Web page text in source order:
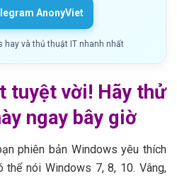
AnonyViet
hay và thủ thuật IT nhanh nhất
tuyệt vời! Hãy thử
ngay bây giờ
phiên bản Windows yêu thích
thể nói Windows 7, 8, 10. Vâng,